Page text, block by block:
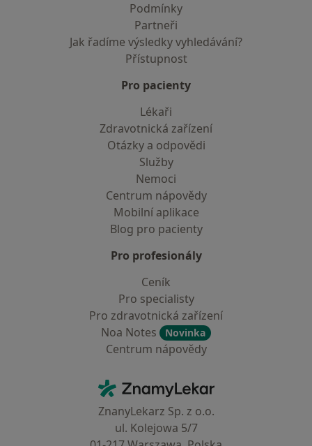
Podmínky
Partneři
Jak řadíme výsledky vyhledávání?
Přístupnost
Pro pacienty
Lékaři
Zdravotnická zařízení
Otázky a odpovědi
Služby
Nemoci
Centrum nápovědy
Mobilní aplikace
Blog pro pacienty
Pro profesionály
Ceník
Pro specialisty
Pro zdravotnická zařízení
Noa Notes
Novinka
Centrum nápovědy
ZnamyLekar - Hlavní stránka
ZnanyLekarz Sp. z o.o.
ul. Kolejowa 5/7